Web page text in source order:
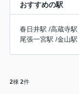
おすすめの駅
春日井駅 /高蔵寺駅
尾張一宮駅 /金山駅
2棟 2件